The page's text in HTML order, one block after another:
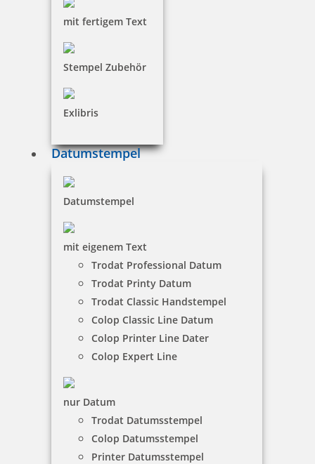
mit fertigem Text
Stempel Zubehör
Exlibris
Datumstempel
Datumstempel
mit eigenem Text
Trodat Professional Datum
Trodat Printy Datum
Trodat Classic Handstempel
Colop Classic Line Datum
Colop Printer Line Dater
Colop Expert Line
nur Datum
Trodat Datumsstempel
Colop Datumsstempel
Printer Datumsstempel